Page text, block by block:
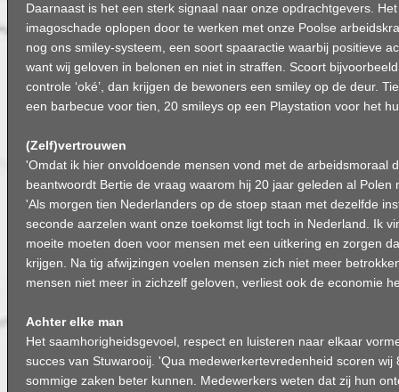
Daarnaast is het een sterk signaal naar onze opdrachtgevers.
imagoschade oplopen door te werken met onze Poolse
nog ons smiley-systeem, een soort spaaractie waarbij positieve
want wij geloven in belonen en niet in straffen. Scoort
controle ‘oké’, dan krijgen de bewoners een smiley op de deur.
een barbecue voor tien, 20 smileys op een Playstation voor het
(Zelf)vertrouwen
'Omdat ik hier onvoldoende mensen vond met de arbeidsmoraal
beantwoordt Bertie de vraag waarom hij 20 jaar geleden al Polen
'Als morgen tien Nederlanders op de stoep staan met dezelfde
seconde aarzelen want onze toekomst ligt toch in Nederland. Ik
moeite moeten doen voor mensen met een uitkering en zorgen
krijgen. Na tig afwijzingen voelen mensen zich niet meer
mensen niet meer in zichzelf geloven, verliest ook de economie
Achter elke man
Het saamhorigheidsgevoel, respect en luisteren naar elkaar
succes van Stuwarooij. 'Qua medewerkertevredenheid scoren wij
sommige zaken beter kunnen. Medewerkers weten dat zij hun